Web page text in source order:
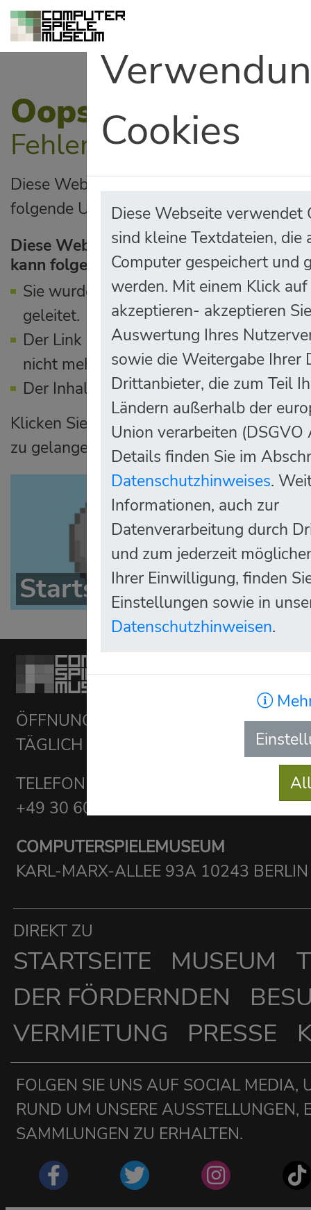
Oops!
Fehlerhafter
Diese Webseite wurde mit falschen
folgende Ursachen haben:
Diese Webseite wurde mit falschen
kann folgende Ursachen haben:
Sie wurden über einen manipulierten
geleitet.
Der Link enthielt falsche Parameter, die
nicht mehr unterstützt.
Der Inhalt des Links ist nicht mehr
Klicken Sie bitte auf den unten
zu gelangen:
Startseite
ÖFFNUNGSZEITEN:
TÄGLICH 10-20 UHR
TELEFON BESUCHERSERVICE:
+49 30 6098 8577
COMPUTERSPIELEMUSEUM
KARL-MARX-ALLEE 93A 10243 BERLIN
DIREKT ZU
STARTSEITE MUSEUM
DER FÖRDERNDEN
VERMIETUNG
PRESSE
FOLGEN SIE UNS AUF SOCIAL MEDIA,
RUND UM UNSERE AUSSTELLUNGEN,
SAMMLUNGEN ZU ERHALTEN.
Cookies
Diese Webseite verwendet
sind kleine Textdateien, die
Computer gespeichert und
werden. Mit einem Klick
akzeptieren- akzeptieren
Auswertung Ihres
sowie die Weitergabe Ihrer
Drittanbieter, die zum Teil
Ländern außerhalb der
Union verarbeiten (DSGVO
Details finden Sie im
Datenschutzhinweises.
Informationen, auch zur
Datenverarbeitung durch
und zum jederzeit
Ihrer Einwilligung, finden
Einstellungen sowie in
Datenschutzhinweisen.